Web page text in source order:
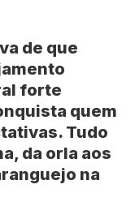
de que
forte
quem
Tudo
da orla aos
na